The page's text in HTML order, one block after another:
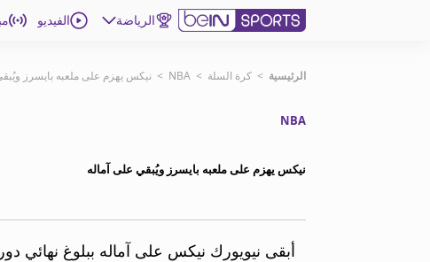
الرياضة الفيديو
اشترك
MENA
إدارة التنبيهات
انضم إلى قائمة النشرة الإخبارية
الرئيسية > كرة السلة >
NBA
> نيكس يهزم على ملعبه بايسرز
NBA
نيكس يهزم على ملعبه بايسرز ويُبقي على آماله
أبقى نيويورك نيكس على آماله ببلوغ نهائي